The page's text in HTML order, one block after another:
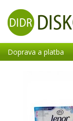
Doprava a platba